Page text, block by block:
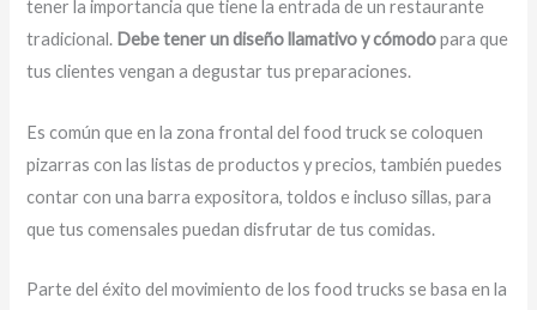
tener la importancia que tiene la entrada de un restaurante
tradicional. Debe tener un diseño llamativo y cómodopara que
tus clientes vengan a degustar tus preparaciones.
Es común que en la zona frontal del food truck se coloquen
pizarras con las listas de productos y precios, también puedes
contar con una barra expositora, toldos e incluso sillas, para
que tus comensales puedan disfrutar de tus comidas.
Parte del éxito del movimiento de los food trucks se basa en la